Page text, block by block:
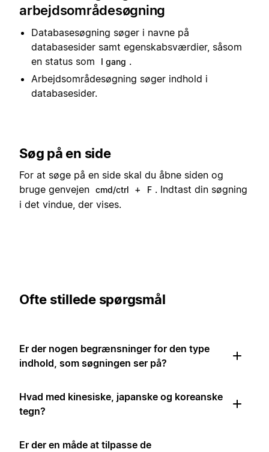
arbejdsområdesøgning
Databasesøgning søger i navne på
databasesider samt egenskabsværdier, såsom
en status som
I gang .
Arbejdsområdesøgning søger indhold i
databasesider.
Søg på en side
For at søge på en side skal du åbne siden og
bruge genvejen cmd/ctrl + F . Indtast din søgning
i det vindue, der vises.
Ofte stillede spørgsmål
Er der nogen begrænsninger for den type
indhold, som søgningen ser på?
Hvad med kinesiske, japanske og koreanske
tegn?
Er der en måde at tilpasse de